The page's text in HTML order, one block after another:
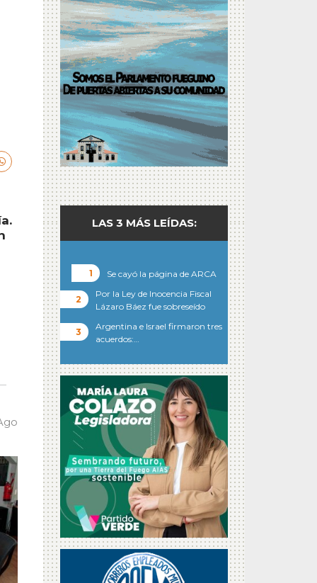
LAS 3 MÁS LEÍDAS:
Se cayó la página de ARCA
Por la Ley de Inocencia Fiscal
Lázaro Báez fue sobreseído
Argentina e Israel firmaron tres
acuerdos:…